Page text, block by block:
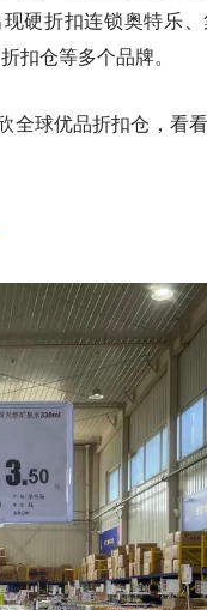
硬折扣连锁奥特乐
扣仓等多个品牌。
全球优品折扣仓，看